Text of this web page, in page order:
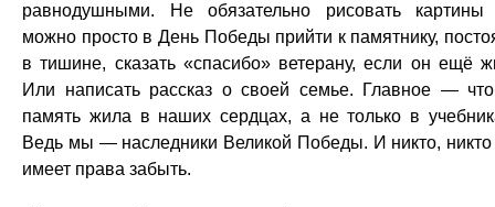
равнодушными. Не обязательно рисовать
можно просто в День Победы прийти к памятнику,
в тишине, сказать «спасибо» ветерану, если он ещё
Или написать рассказ о своей семье. Главное —
память жила в наших сердцах, а не только в
Ведь мы — наследники Великой Победы. И никто, никто
имеет права забыть.